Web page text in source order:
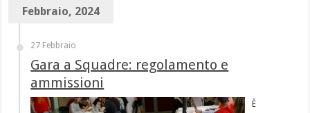
Febbraio, 2024
27 Febbraio
Gara a Squadre: regolamento e
ammissioni
È